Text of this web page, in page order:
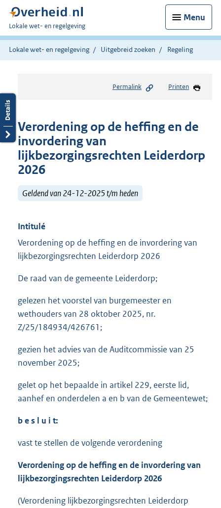
Menu
U
bent
hier:
Lokale wet- en regelgeving
Lokale wet- en regelgeving Uitgebreid zoeken Regeling
Permalink Printen
Verordening op de heffing en de
invordering van
lijkbezorgingsrechten Leiderdorp
2026
Geldend van 24-12-2025 t/m heden
Intitulé
Verordening op de heffing en de invordering van
lijkbezorgingsrechten Leiderdorp 2026
De raad van de gemeente Leiderdorp;
gelezen het voorstel van burgemeester en
wethouders van 28 oktober 2025, nr.
Z/25/184934/426761;
gezien het advies van de Auditcommissie van 25
november 2025;
gelet op het bepaalde in artikel 229, eerste lid,
aanhef en onderdelen a en b van de Gemeentewet;
b e s l u i t:
vast te stellen de volgende verordening
Verordening op de heffing en de invordering van
lijkbezorgingsrechten Leiderdorp 2026
(Verordening lijkbezorgingsrechten Leiderdorp